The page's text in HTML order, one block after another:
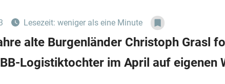
Lesezeit: weniger als eine Minute
alte Burgenländer Christoph Grasl
Logistiktochter im April auf eigenen